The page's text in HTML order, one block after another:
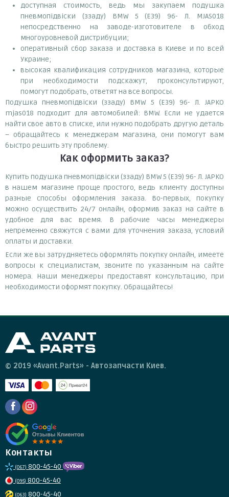
доступная стоимость, ведь мы закупаем подушка
пневмопідвіски (ззаду) BMW 5 (Е39) 96- Л. MJAS018
непосредственно на заводе-изготовителе в обход
многоуровневой дистрибуции;
оперативный сбор заказа и доставка в Киеве и по всей
Украине;
высокая квалификация сотрудников магазина, которые
при необходимости подскажут, проконсультируют,
помогут подобрать, ответят на все вопросы.
Подушка пневмопідвіски (ззаду) BMW 5 (Е39) 96- Л. JAPKO
mjas018 подходит для автомобилей: BMW. Если не удается
найти свое авто в списке, или нужно подобрать другую деталь
– обращайтесь к менеджерам магазина, они помогут вам
быстро решить эту проблему.
Как оформить заказ?
Купить подушка пневмопідвіски (ззаду) BMW 5 (Е39) 96- Л. JAPKO
в нашем магазине проще простого, ведь клиенту доступны
разные способы оформления заказа. Во-первых, покупку
можно осуществить 24/7 онлайн, оформив заказ на сайте в
удобное для вас время. В рабочие часы менеджеры
непременно свяжутся с вами для уточнения заказа, условий
оплаты и доставки.
Если же вы затрудняетесь оформлять покупку онлайн, имеете
вопросы к специалистам, звоните по указанным на сайте
номера. Наши менеджеры предоставят консультацию, при
необходимости оформят покупку. Обращайтесь!
© 2019 «Avant.Parts» - Автозапчасти Киев.
Контакты
(067) 800-45-40
(095) 800-45-40
(063) 800-45-40